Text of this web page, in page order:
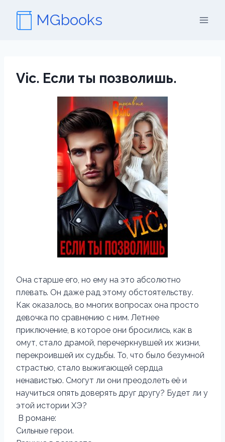
содержимому
MGbooks
Vic. Если ты позволишь.
Она старше его, но ему на это абсолютно
плевать. Он даже рад этому обстоятельству.
Как оказалось, во многих вопросах она просто
девочка по сравнению с ним. Летнее
приключение, в которое они бросились, как в
омут, стало драмой, перечеркнувшей их жизни,
перекроившей их судьбы. То, что было безумной
страстью, стало выжигающей сердца
ненавистью. Смогут ли они преодолеть её и
научиться опять доверять друг другу? Будет ли у
этой истории ХЭ?
В романе:
Сильные герои.